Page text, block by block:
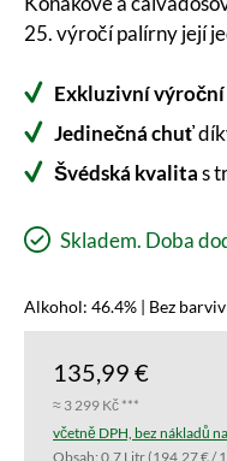
25. výročí palírny její
Exkluzivní výroční
Jedinečná chuť
Švédská kvalitas
Skladem. Doba
Alkohol: 46.4% | Bez
135,99 €
≈ 3 299 Kč ***
včetně DPH, bez nákladů
Obsah: 0.7 Litr(194,27 € /